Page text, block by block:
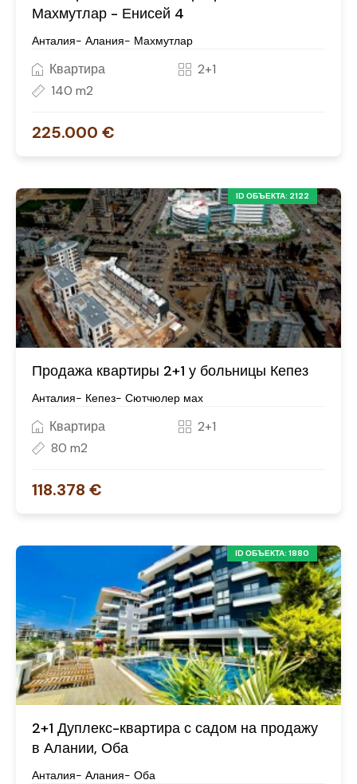
Махмутлар - Енисей 4
Анталия- Алания- Махмутлар
Квартира
2+1
140 m2
225.000 €
ID ОБЪЕКТА: 2122
Продажа квартиры 2+1 у больницы Кепез
Анталия- Кепез- Сютчюлер мах
Квартира
2+1
80 m2
118.378 €
ID ОБЪЕКТА: 1880
2+1 Дуплекс-квартира с садом на продажу
в Алании, Оба
Анталия- Алания- Оба